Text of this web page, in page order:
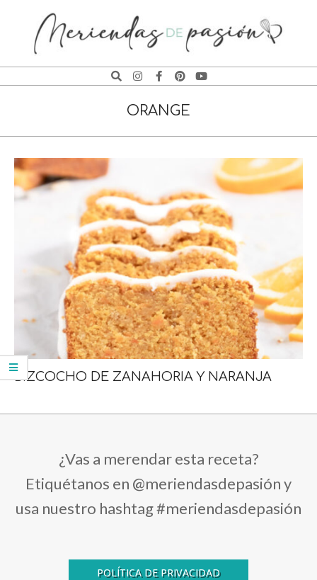
MERIENDAS
PASIÓN
ORANGE
BIZCOCHO DE ZANAHORIA Y NARANJA
¿Vas a merendar esta receta?
Etiquétanos en @meriendasdepasión y
usa nuestro hashtag #meriendasdepasión
POLÍTICA DE PRIVACIDAD